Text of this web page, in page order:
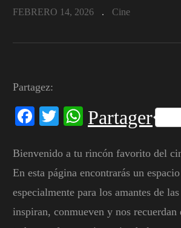
FEBRERO 14, 2026 Cine
Partagez:
Facebook
Twitter
WhatsApp
Partager
Bienvenido a tu rincón favorito del
En esta página encontrarás un
especialmente para los amantes de
inspiran, conmueven y nos recuerdan